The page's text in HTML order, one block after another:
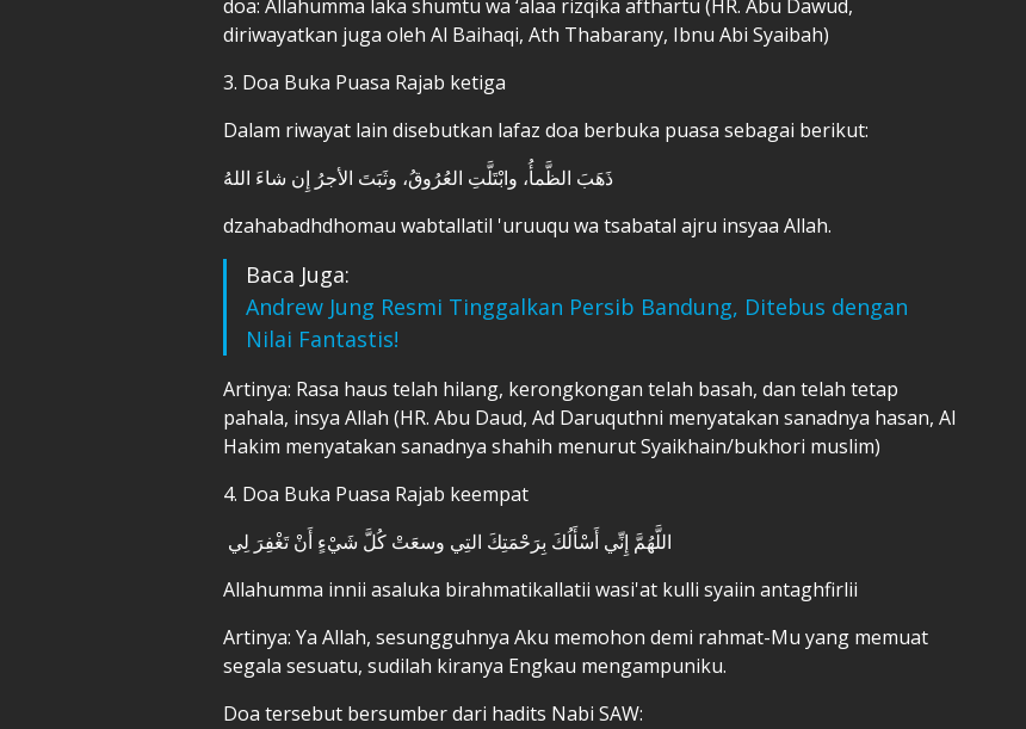
doa: Allahumma laka shumtu wa ‘alaa rizqika afthartu (HR. Abu Dawud,
diriwayatkan juga oleh Al Baihaqi, Ath Thabarany, Ibnu Abi Syaibah)
3. Doa Buka Puasa Rajab ketiga
Dalam riwayat lain disebutkan lafaz doa berbuka puasa sebagai berikut:
ذَهَبَ الظَّمأُ، وابْتَلَّتِ العُرُوقُ، وثَبَتَ الأجرُ إِن شاءَ اللهُ
dzahabadhdhomau wabtallatil 'uruuqu wa tsabatal ajru insyaa Allah.
Baca Juga:
Andrew Jung Resmi Tinggalkan Persib Bandung, Ditebus dengan
Nilai Fantastis!
Artinya: Rasa haus telah hilang, kerongkongan telah basah, dan telah tetap
pahala, insya Allah (HR. Abu Daud, Ad Daruquthni menyatakan sanadnya hasan, Al
Hakim menyatakan sanadnya shahih menurut Syaikhain/bukhori muslim)
4. Doa Buka Puasa Rajab keempat
اللَّهُمَّ إِنِّي أَسْأَلُكَ بِرَحْمَتِكَ التِي وسعَتْ كُلَّ شَيْءٍ أَنْ تَغْفِرَ لِي
Allahumma innii asaluka birahmatikallatii wasi'at kulli syaiin antaghfirlii
Artinya: Ya Allah, sesungguhnya Aku memohon demi rahmat-Mu yang memuat
segala sesuatu, sudilah kiranya Engkau mengampuniku.
Doa tersebut bersumber dari hadits Nabi SAW: